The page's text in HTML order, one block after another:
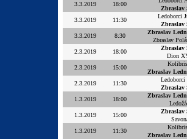
3.3.2019
18:00
Zbraslav
3.3.2019
11:30
Ledoborci
Zbraslav
3.3.2019
8:30
Zbraslav
Zbraslav
2.3.2019
18:00
Zbraslav
Dion
2.3.2019
15:00
Zbraslav
2.3.2019
11:30
Ledoborci
Zbraslav
1.3.2019
18:00
Zbraslav
1.3.2019
15:00
Zbraslav
1.3.2019
11:30
Zbraslav